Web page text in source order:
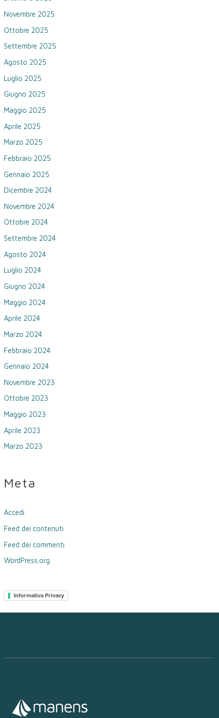
Novembre 2025
Ottobre 2025
Settembre 2025
Agosto 2025
Luglio 2025
Giugno 2025
Maggio 2025
Aprile 2025
Marzo 2025
Febbraio 2025
Gennaio 2025
Dicembre 2024
Novembre 2024
Ottobre 2024
Settembre 2024
Agosto 2024
Luglio 2024
Giugno 2024
Maggio 2024
Aprile 2024
Marzo 2024
Febbraio 2024
Gennaio 2024
Novembre 2023
Ottobre 2023
Maggio 2023
Aprile 2023
Marzo 2023
Meta
Accedi
Feed dei contenuti
Feed dei commenti
WordPress.org
Informativa Privacy